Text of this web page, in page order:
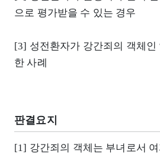
으로 평가받을 수 있는 경우
[3] 성전환자가 강간죄의 객체인
한 사례
판결요지
[1] 강간죄의 객체는 부녀로서